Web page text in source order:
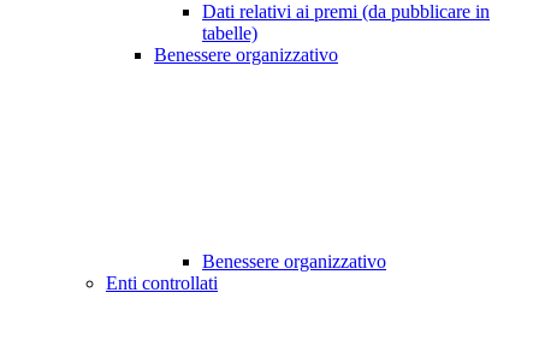
Dati relativi ai premi (da pubblicare in
tabelle)
Benessere organizzativo
Benessere organizzativo
Enti controllati